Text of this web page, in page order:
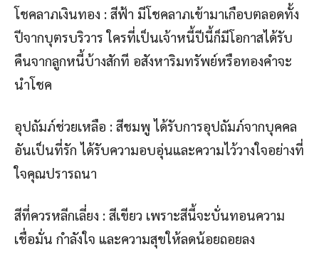
โชคลาภเงินทอง : สีฟ้า มีโชคลาภเข้ามาเกือบตลอดทั้ง
ปีจากบุตรบริวาร ใครที่เป็นเจ้าหนี้ปีนี้ก็มีโอกาสได้รับ
คืนจากลูกหนี้บ้างสักที อสังหาริมทรัพย์หรือทองคำจะ
นำโชค
อุปถัมภ์ช่วยเหลือ : สีชมพู ได้รับการอุปถัมภ์จากบุคคล
อันเป็นที่รัก ได้รับความอบอุ่นและความไว้วางใจอย่างที่
ใจคุณปรารถนา
สีที่ควรหลีกเลี่ยง : สีเขียว เพราะสีนี้จะบั่นทอนความ
เชื่อมั่น กำลังใจ และความสุขให้ลดน้อยถอยลง